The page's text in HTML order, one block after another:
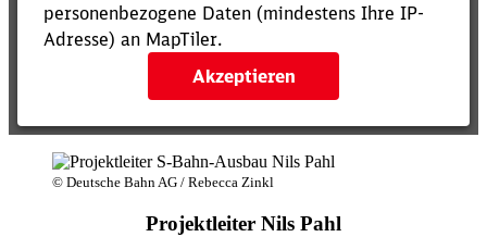
© Deutsche Bahn AG / Rebecca Zinkl
Projektleiter Nils Pahl